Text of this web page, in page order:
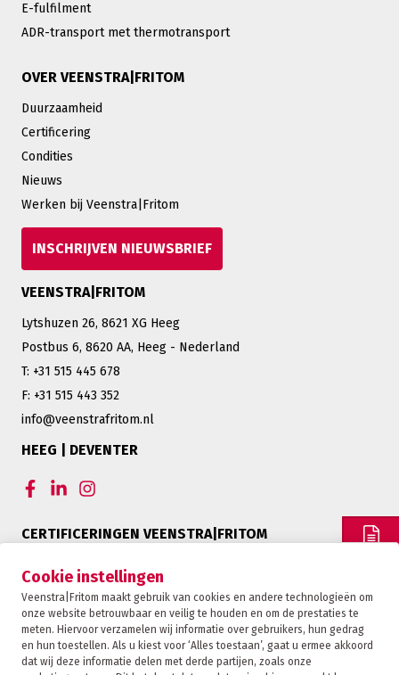
Cookie instellingen
Veenstra|Fritom maakt gebruik van cookies en andere technologieën om
onze website betrouwbaar en veilig te houden en om de prestaties te
meten. Hiervoor verzamelen wij informatie over gebruikers, hun gedrag
en hun toestellen. Als u kiest voor ‘Alles toestaan’, gaat u ermee akkoord
dat wij deze informatie delen met derde partijen, zoals onze
CONTACT
E-fulfilment
ADR-transport met thermotransport
OVER VEENSTRA|FRITOM
Duurzaamheid
Certificering
Condities
Nieuws
Werken bij Veenstra|Fritom
INSCHRIJVEN NIEUWSBRIEF
VEENSTRA|FRITOM
Lytshuzen 26, 8621 XG Heeg
Postbus 6, 8620 AA, Heeg - Nederland
T: +31 515 445 678
F: +31 515 443 352
info@veenstrafritom.nl
HEEG | DEVENTER
CERTIFICERINGEN VEENSTRA|FRITOM